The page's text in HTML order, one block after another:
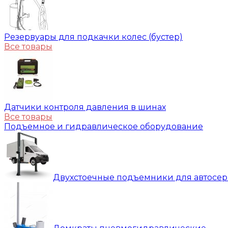
Резервуары для подкачки колес (бустер)
Все товары
Датчики контроля давления в шинах
Все товары
Подъемное и гидравлическое оборудование
Двухстоечные подъемники для